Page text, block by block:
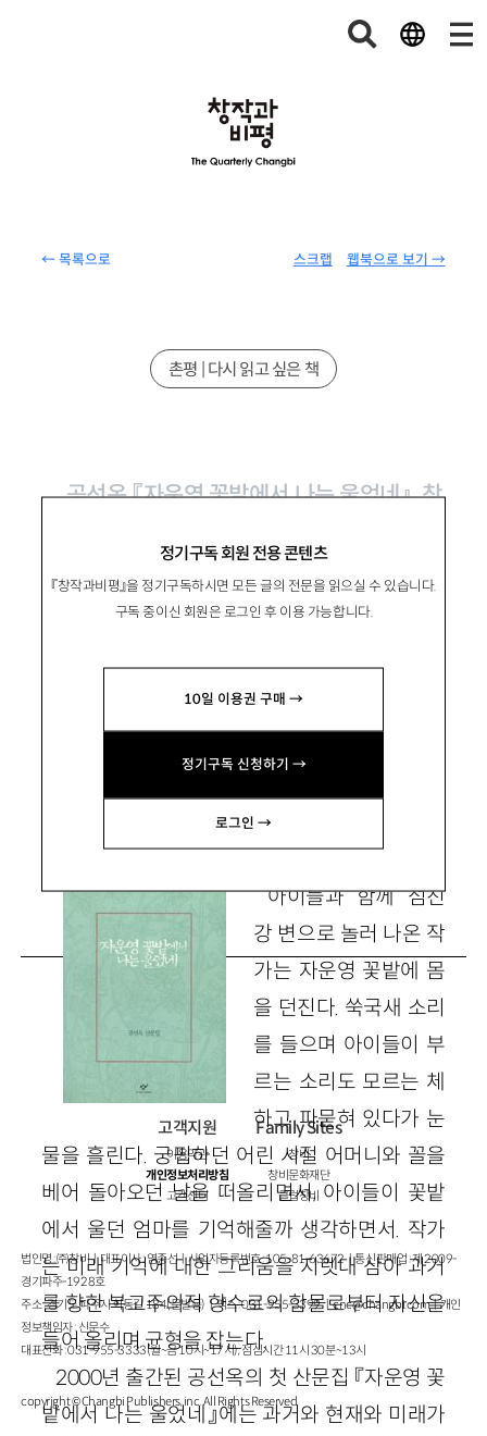
← 목록으로 웹북으로 보기 →
스크랩
정기구독 회원 전용 콘텐츠
『창작과비평』을 정기구독하시면 모든 글의 전문을 읽으실 수 있습니다.
구독 중이신 회원은 로그인 후 이용 가능합니다.
10일 이용권 구매 →
정기구독 신청하기 →
로그인 →
촌평 | 다시 읽고 싶은 책
공선옥 『자운영 꽃밭에서 나는 울었네』, 창
꽃씨와 변소
아이들과 함께 섬진
강 변으로 놀러 나온 작
가는 자운영 꽃밭에 몸
을 던진다. 쑥국새 소리
를 들으며 아이들이 부
르는 소리도 모르는 체
하고 파묻혀 있다가 눈
물을 흘린다. 궁핍하던 어린 시절 어머니와 꼴을
베어 돌아오던 날을 떠올리면서, 아이들이 꽃밭
에서 울던 엄마를 기억해줄까 생각하면서. 작가
는 미래 기억에 대한 그리움을 지렛대 삼아 과거
를 향한 복고주의적 향수로의 함몰로부터 자신을
들어 올리며 균형을 잡는다.
2000년 출간된 공선옥의 첫 산문집 『자운영 꽃
밭에서 나는 울었네』에는 과거와 현재와 미래가
고객지원
이용약관
개인정보처리방침
고객센터
Family Sites
창비
창비문화재단
클럽창비
법인명 : ㈜창비ㅣ대표이사 : 염종선ㅣ사업자등록번호 : 105-81-63672ㅣ통신판매업 : 제 2009-
경기파주-1928호
주소 : 경기도 파주시 회동길 184(문발동)ㅣ팩스 : 031-955-3399 ㅣcnc@changbi.comㅣ개인
정보책임자 : 신문수
대표전화 : 031-955-3333(월~금 10시~17시), 점심시간 11시 30분~13시
copyright © Changbi Publishers, inc. All Rights Reserved.